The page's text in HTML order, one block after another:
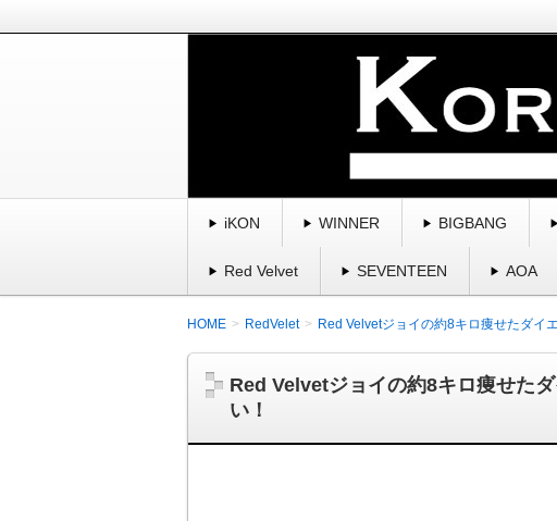
K-POP・韓国を愛する |
曲・スキャンダル・魅力を紹介していくブログ
iKON WINNER BIGBANG
Red Velvet SEVENTEEN AOA
HOME RedVelet Red Velvetジョイの約8キロ痩せたダイ
Red Velvetジョイの約8キロ痩せた
い！